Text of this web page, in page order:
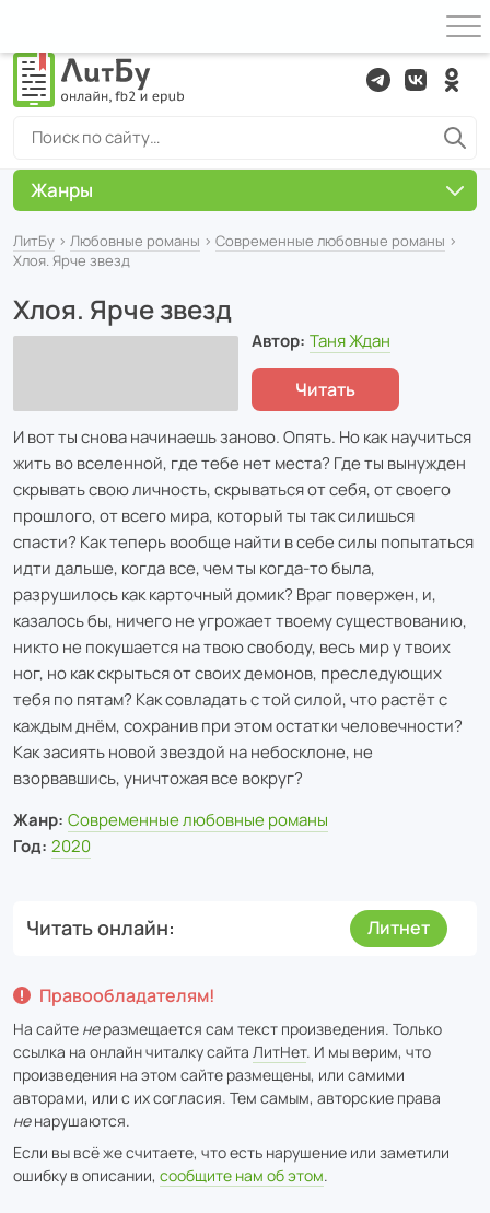
ЛитБу › Любовные романы › Современные любовные романы ›
Хлоя. Ярче звезд
Хлоя. Ярче звезд
Автор: Таня Ждан
Читать
И вот ты снова начинаешь заново. Опять. Но как научиться
жить во вселенной, где тебе нет места? Где ты вынужден
скрывать свою личность, скрываться от себя, от своего
прошлого, от всего мира, который ты так силишься
спасти? Как теперь вообще найти в себе силы попытаться
идти дальше, когда все, чем ты когда-то была,
разрушилось как карточный домик? Враг повержен, и,
казалось бы, ничего не угрожает твоему существованию,
никто не покушается на твою свободу, весь мир у твоих
ног, но как скрыться от своих демонов, преследующих
тебя по пятам? Как совладать с той силой, что растёт с
каждым днём, сохранив при этом остатки человечности?
Как засиять новой звездой на небосклоне, не
взорвавшись, уничтожая все вокруг?
Жанр: Современные любовные романы
Год: 2020
Читать онлайн Литнет
Правообладателям!
На сайте неразмещается сам текст произведения. Только
ссылка на онлайн читалку сайта ЛитНет. И мы верим, что
произведения на этом сайте размещены, или самими
авторами, или с их согласия. Тем самым, авторские права
ненарушаются.
Если вы всё же считаете, что есть нарушение или заметили
ошибку в описании, сообщите нам об этом.
Жанры